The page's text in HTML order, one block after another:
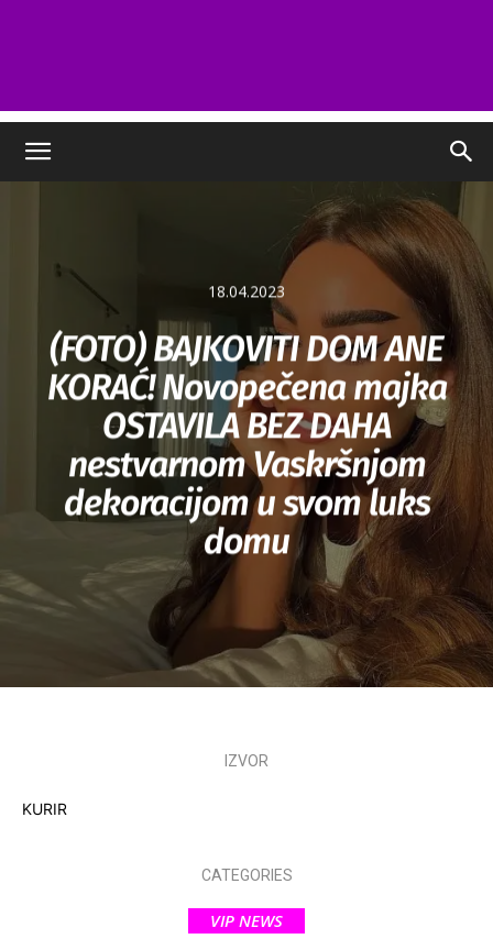
18.04.2023
(FOTO) BAJKOVITI DOM ANE
KORAĆ! Novopečena majka
OSTAVILA BEZ DAHA
nestvarnom Vaskršnjom
dekoracijom u svom luks
domu
IZVOR
KURIR
CATEGORIES
VIP NEWS